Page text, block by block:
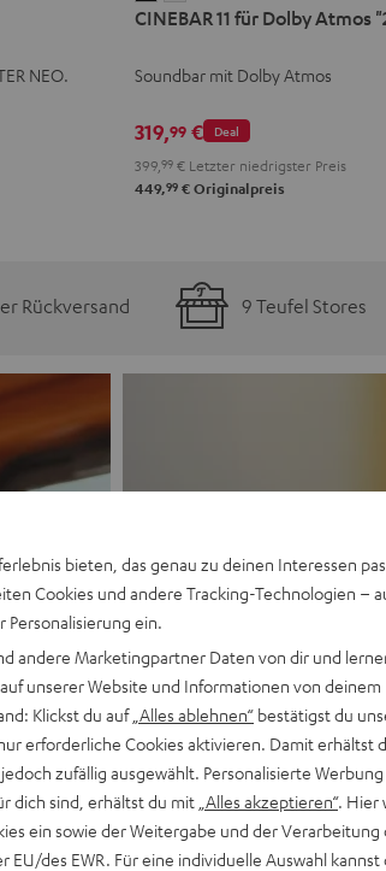
NEO.
11
Dolby
"2.1-
Set"
Schwarz
11
Dolby
"2.1-
Set"
Weiß
CINEBAR 11 für Dolby Atmos
Soundbar mit Dolby Atmos
Deal
319,99 €
399, 99 € Letzter niedrigster Preis
449,99 € Originalpreis
Rückversand 9 Teufel Stores
MOTIV®
Stil trifft Sound
Mehr entdecken
bieten, das genau zu deinen Interessen
Cookies und andere Tracking-Technologien –
ein.
andere Marketingpartner Daten von dir und
unserer Website und Informationen von deinem
Klickst du auf „Alles ablehnen“ bestätigst du
erforderliche Cookies aktivieren. Damit erhältst
zufällig ausgewählt. Personalisierte
dich sind, erhältst du mit „Alles akzeptieren“. Hier
ein sowie der Weitergabe und der Verarbeitung
EU/des EWR. Für eine individuelle Auswahl kannst